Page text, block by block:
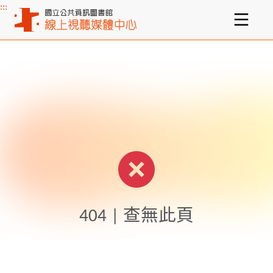
主要內容區塊
:::
404 | 查無此頁